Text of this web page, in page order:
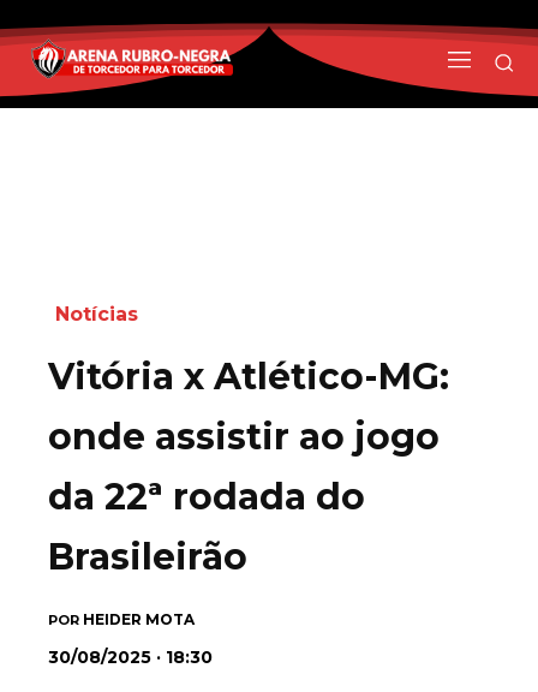
Notícias
Vitória x Atlético-MG:
onde assistir ao jogo
da 22ª rodada do
Brasileirão
POR HEIDER MOTA
30/08/2025 · 18:30